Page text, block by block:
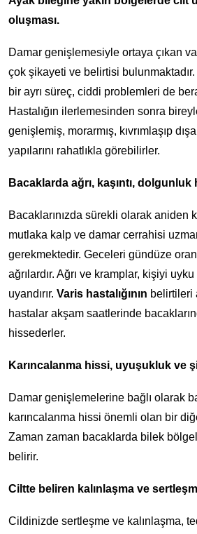
oluşması.
Damar genişlemesiyle ortaya çıkan
çok şikayeti ve belirtisi
bir ayrı süreç, ciddi problemleri de
Hastalığın ilerlemesinden sonra
genişlemiş, morarmış, kıvrımlaşıp
yapılarını rahatlıkla görebilirler.
Bacaklarda ağrı, kaşıntı,
Bacaklarınızda sürekli olarak aniden
mutlaka kalp ve damar cerrahisi
gerekmektedir. Geceleri gündüze
ağrılardır. Ağrı ve kramplar, kişiyi
uyandırır. Varis hastalığının belirtileri
hastalar akşam saatlerinde
hissederler.
Karıncalanma hissi, uyuşukluk ve
Damar genişlemelerine bağlı olarak
karıncalanma hissi önemli olan bir
Zaman zaman bacaklarda bilek
belirir.
Ciltte beliren kalınlaşma ve
Cildinizde sertleşme ve kalınlaşma,